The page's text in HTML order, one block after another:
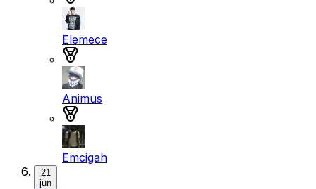
Elemece
Animus
Emcigah
21
jun